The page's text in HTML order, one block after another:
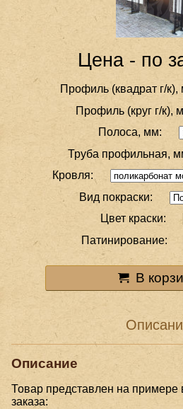
Цена - по
Профиль (квадрат г/к),
Профиль (круг г/к),
Полоса, мм:
Труба профильная,
Кровля:
Вид покраски:
Цвет краски:
Патинирование:
В
Описание
Товар представлен на
заказа: